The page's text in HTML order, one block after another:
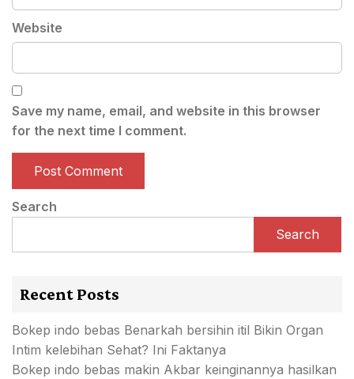
Website
Save my name, email, and website in this browser
for the next time I comment.
Search
Search
Recent Posts
Bokep indo bebas Benarkah bersihin itil Bikin Organ
Intim kelebihan Sehat? Ini Faktanya
Bokep indo bebas makin Akbar keinginannya hasilkan